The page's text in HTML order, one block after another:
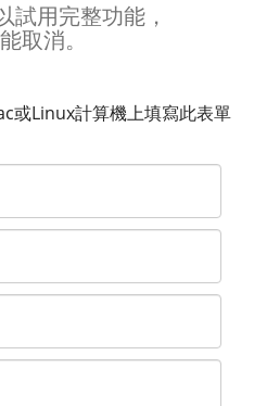
試用完整功能，
取消。
或Linux計算機上填寫此表單